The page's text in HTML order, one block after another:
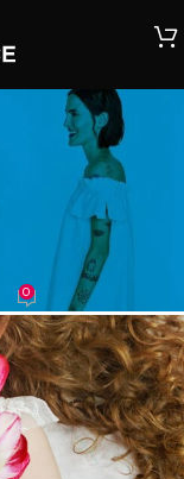
แต่ละกลิ่น
??
0